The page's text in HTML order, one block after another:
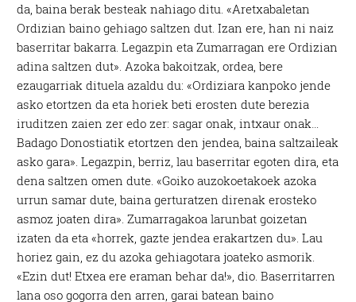
da, baina berak besteak nahiago ditu. «Aretxabaletan
Ordizian baino gehiago saltzen dut. Izan ere, han ni naiz
baserritar bakarra. Legazpin eta Zumarragan ere Ordizian
adina saltzen dut». Azoka bakoitzak, ordea, bere
ezaugarriak dituela azaldu du: «Ordiziara kanpoko jende
asko etortzen da eta horiek beti erosten dute berezia
iruditzen zaien zer edo zer: sagar onak, intxaur onak…
Badago Donostiatik etortzen den jendea, baina saltzaileak
asko gara». Legazpin, berriz, lau baserritar egoten dira, eta
dena saltzen omen dute. «Goiko auzokoetakoek azoka
urrun samar dute, baina gerturatzen direnak erosteko
asmoz joaten dira». Zumarragakoa larunbat goizetan
izaten da eta «horrek, gazte jendea erakartzen du». Lau
horiez gain, ez du azoka gehiagotara joateko asmorik.
«Ezin dut! Etxea ere eraman behar da!», dio. Baserritarren
lana oso gogorra den arren, garai batean baino